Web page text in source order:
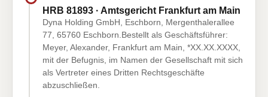
HRB 81893 · Amtsgericht Frankfurt am Main
Dyna Holding GmbH, Eschborn, Mergenthalerallee
77, 65760 Eschborn.Bestellt als Geschäftsführer:
Meyer, Alexander, Frankfurt am Main, *XX.XX.XXXX,
mit der Befugnis, im Namen der Gesellschaft mit sich
als Vertreter eines Dritten Rechtsgeschäfte
abzuschließen.